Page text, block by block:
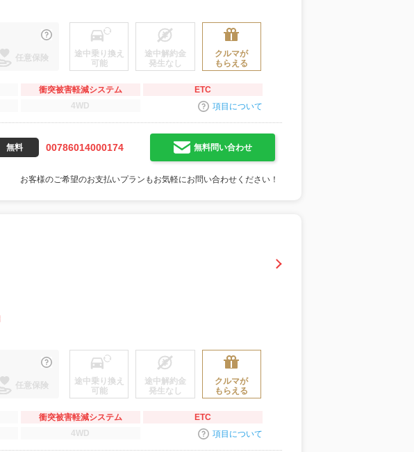
任意保険
途中乗り換え
可能
途中解約金
発生なし
クルマが
もらえる
衝突被害軽減システム
ETC
4WD 項目について
無料 00786014000174 無料問い合わせ
お客様のご希望のお支払いプランもお気軽にお問い合わせください！
任意保険
途中乗り換え
可能
途中解約金
発生なし
クルマが
もらえる
衝突被害軽減システム
ETC
4WD 項目について